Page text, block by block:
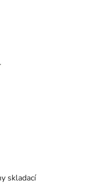
skladací